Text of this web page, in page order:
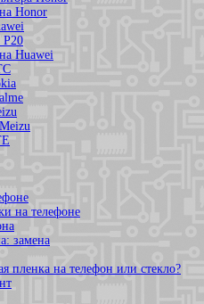
Honor
P20
Huawei
на телефоне
замена
пленка на телефон или стекло?